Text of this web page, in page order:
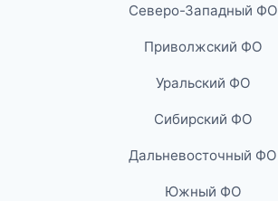
Северо-Западный ФО
Приволжский ФО
Уральский ФО
Сибирский ФО
Дальневосточный ФО
Южный ФО